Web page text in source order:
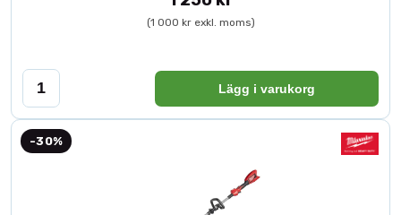
(1 000 kr exkl. moms)
Lägg i varukorg
-30%